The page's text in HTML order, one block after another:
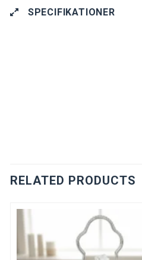
SPECIFIKATIONER
RELATED PRODUCTS